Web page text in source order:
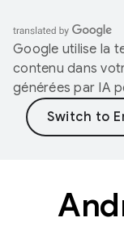
Google utilise la
contenu dans
générées par IA